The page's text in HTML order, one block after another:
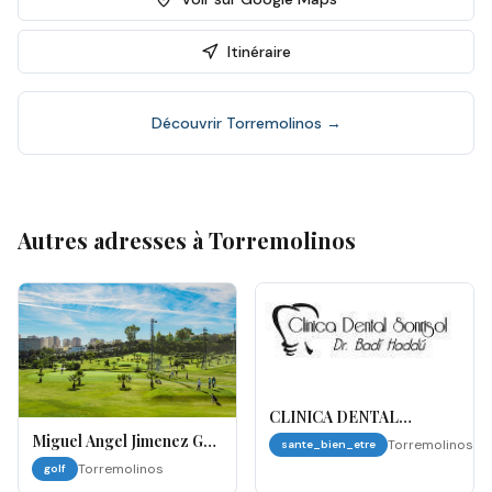
Itinéraire
Découvrir Torremolinos →
Autres adresses à Torremolinos
Miguel Angel Jimenez Golf
Academy
golf Torremolinos
CLINICA DENTAL
SONRISOL
sante_bien_etre Torremolinos